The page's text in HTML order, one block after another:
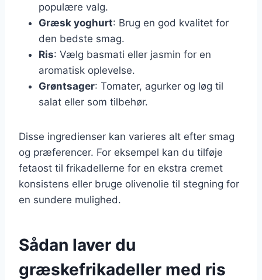
populære valg.
Græsk yoghurt: Brug en god kvalitet for
den bedste smag.
Ris: Vælg basmati eller jasmin for en
aromatisk oplevelse.
Grøntsager: Tomater, agurker og løg til
salat eller som tilbehør.
Disse ingredienser kan varieres alt efter smag
og præferencer. For eksempel kan du tilføje
fetaost til frikadellerne for en ekstra cremet
konsistens eller bruge olivenolie til stegning for
en sundere mulighed.
Sådan laver du
græskefrikadeller med ris